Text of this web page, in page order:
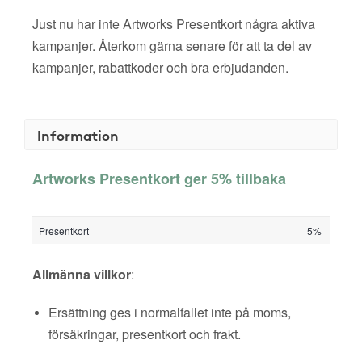
Just nu har inte Artworks Presentkort några aktiva
kampanjer. Återkom gärna senare för att ta del av
kampanjer, rabattkoder och bra erbjudanden.
Information
Artworks Presentkort ger 5% tillbaka
Presentkort 5%
Allmänna villkor:
Ersättning ges i normalfallet inte på moms,
försäkringar, presentkort och frakt.